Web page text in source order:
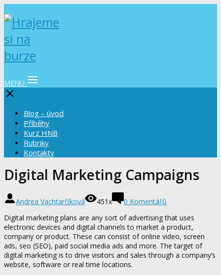
MENU
Blog – úvod
Příběhy
Kurz HNB
Rubriky
Kontakty
Digital Marketing Campaigns
Andrea Vachtarčíková 451x
0 Komentářů
Digital marketing plans are any sort of advertising that uses
electronic devices and digital channels to market a product,
company or product. These can consist of online video, screen
ads, seo (SEO), paid social media ads and more. The target of
digital marketing is to drive visitors and sales through a company’s
website, software or real time locations.